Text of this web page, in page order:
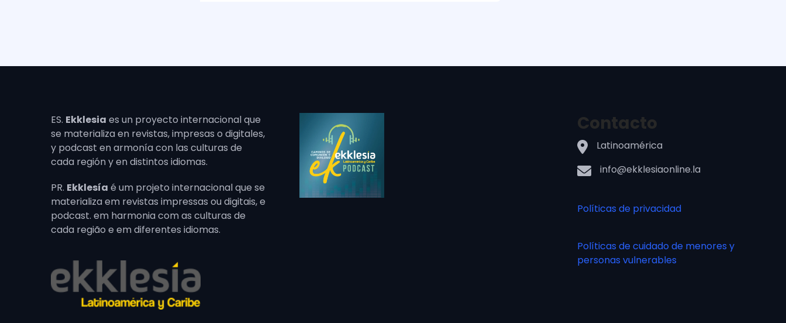
ES. Ekklesia es un proyecto internacional que
se materializa en revistas, impresas o digitales,
y podcast en armonía con las culturas de
cada región y en distintos idiomas.
PR. Ekklesía é um projeto internacional que se
materializa em revistas impressas ou digitais, e
podcast. em harmonia com as culturas de
cada região e em diferentes idiomas.
Contacto
Latinoamérica
info@ekklesiaonline.la
Políticas de privacidad
Políticas de cuidado de menores y
personas vulnerables